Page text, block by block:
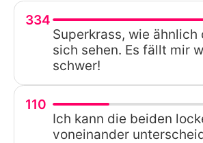
334
Superkrass, wie ähnlich
sich sehen. Es fällt mir
schwer!
110
Ich kann die beiden
voneinander